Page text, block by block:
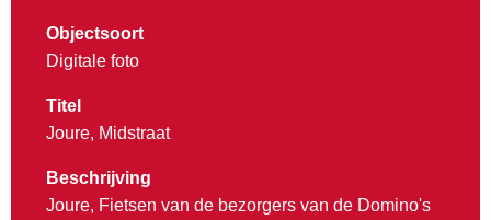
Objectsoort
Digitale foto
Titel
Joure, Midstraat
Beschrijving
Joure, Fietsen van de bezorgers van de Domino's